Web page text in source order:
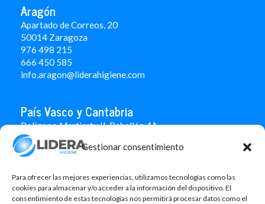
Gestionar consentimiento
Para ofrecer las mejores experiencias, utilizamos tecnologías como las
cookies para almacenar y/o acceder a la información del dispositivo. El
consentimiento de estas tecnologías nos permitirá procesar datos como el
Aragón
Apartado de Correos, 20
50014 Zaragoza
976 498 215
666 450 585
info.aragon@liderahigiene.com
País Vasco y Cantabria
Polígono Martiartu II. Pabellón 4A
48480 Arrigorriaga
Bizkaia
666 451 184
info.paisvasco@liderahigiene.com